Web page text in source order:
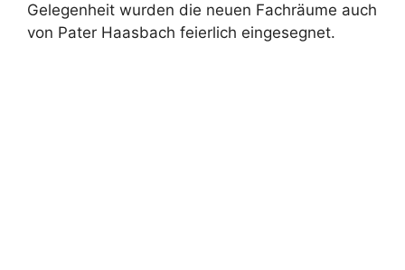
Gelegenheit wurden die neuen Fachräume auch
von Pater Haasbach feierlich eingesegnet.